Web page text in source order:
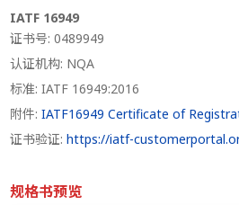
IATF 16949
证书号: 0489949
认证机构: NQA
标准: IATF 16949:2016
附件:IATF16949 Certificate of
证书验证:https://iatf-
规格书预览